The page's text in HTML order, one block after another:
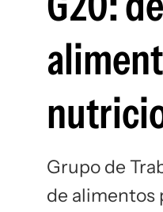
Grupo de
de alimentos